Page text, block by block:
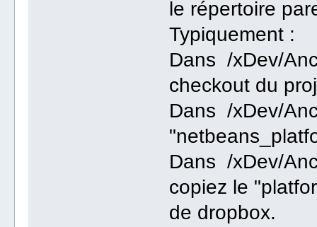
le répertoire
Typiquement :
Dans /xDev/
checkout du
Dans /xDev/
Dans /xDev/
copiez le
de dropbox.